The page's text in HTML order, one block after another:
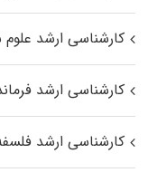
کارشناسی ارشد
کارشناسی ارشد
کارشناسی ارشد